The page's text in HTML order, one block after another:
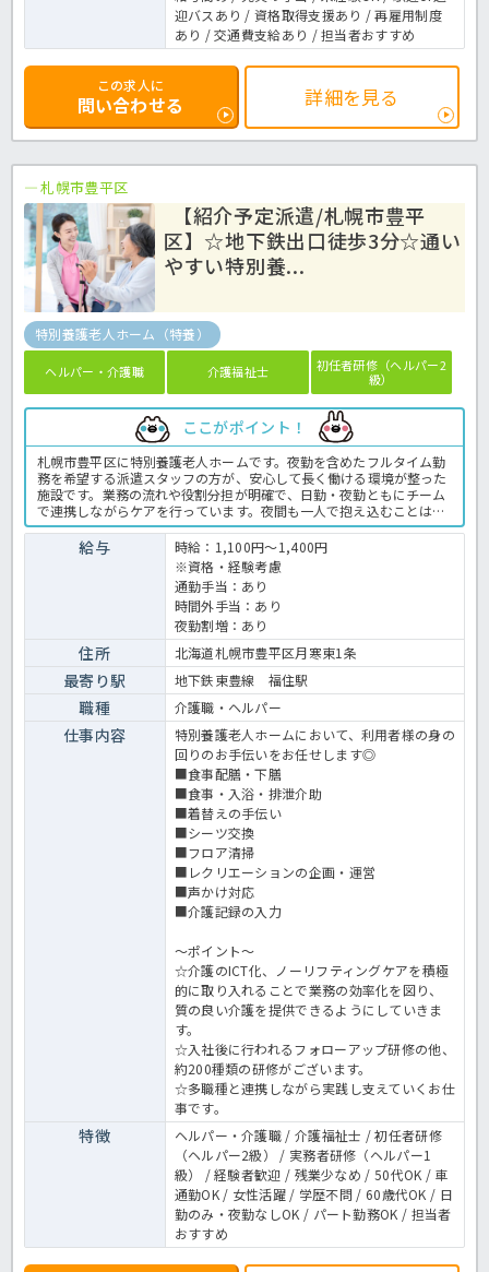
迎バスあり / 資格取得支援あり / 再雇用制度
あり / 交通費支給あり / 担当者おすすめ
この求人に
問い合わせる 詳細を見る
札幌市豊平区
【紹介予定派遣/札幌市豊平
区】☆地下鉄出口徒歩3分☆通い
やすい特別養...
特別養護老人ホーム（特養）
ヘルパー・介護職 介護福祉士
初任者研修（ヘルパー2
級）
ここがポイント！
札幌市豊平区に特別養護老人ホームです。夜勤を含めたフルタイム勤
務を希望する派遣スタッフの方が、安心して長く働ける環境が整った
施設です。業務の流れや役割分担が明確で、日勤・夜勤ともにチーム
で連携しながらケアを行っています。夜間も一人で抱え込むことはな
く、困ったときにはすぐに相談できる体制があるため、夜勤経験が浅
い方やブランクのある方でも不安なく勤務できます。利用者様の状態
を日中から継続して把握できるため、より深く関われることもフルタ
イム勤務ならではのやりがいです。少しでもご興味ある方はお気軽に
ほっ介護までお問合せください！特別養護老人ホームでの介護業務全
般です。＜介護職 紹介予定派遣 特養の求人＞
給与
時給：1,100円～1,400円
※資格・経験考慮
通勤手当：あり
時間外手当：あり
夜勤割増：あり
住所 北海道札幌市豊平区月寒東1条
最寄り駅 地下鉄東豊線 福住駅
職種 介護職・ヘルパー
仕事内容
特別養護老人ホームにおいて、利用者様の身の
回りのお手伝いをお任せします◎
■食事配膳・下膳
■食事・入浴・排泄介助
■着替えの手伝い
■シーツ交換
■フロア清掃
■レクリエーションの企画・運営
■声かけ対応
■介護記録の入力
～ポイント～
☆介護のICT化、ノーリフティングケアを積極
的に取り入れることで業務の効率化を図り、
質の良い介護を提供できるようにしていきま
す。
☆入社後に行われるフォローアップ研修の他、
約200種類の研修がございます。
☆多職種と連携しながら実践し支えていくお仕
事です。
特徴
ヘルパー・介護職 / 介護福祉士 / 初任者研修
（ヘルパー2級） / 実務者研修（ヘルパー1
級） / 経験者歓迎 / 残業少なめ / 50代OK / 車
通勤OK / 女性活躍 / 学歴不問 / 60歳代OK / 日
勤のみ・夜勤なしOK / パート勤務OK / 担当者
おすすめ